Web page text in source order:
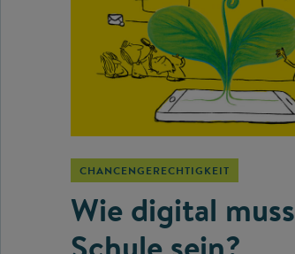
CHANCENGERECHTIGKEIT
Wie digital muss